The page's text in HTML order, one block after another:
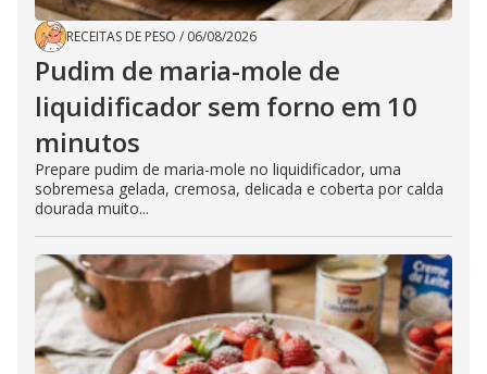
RECEITAS DE PESO / 06/08/2026
Pudim de maria-mole de
liquidificador sem forno em 10
minutos
Prepare pudim de maria-mole no liquidificador, uma
sobremesa gelada, cremosa, delicada e coberta por calda
dourada muito...